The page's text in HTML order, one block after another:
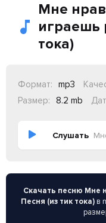
Мне
играешь
тока)
Формат: mp3
Размер:
8.2 mb
Слушать Мне
Скачать песню Мне
Песня (из тик тока) в